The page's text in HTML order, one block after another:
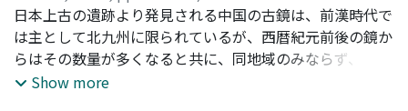
ちづくつたものもみられる。
梅原, 末治;Umehara, Sueji;ウメハラ, スエジ
日本上古の遺跡より発見される中国の古鏡は、前漢時代で
は主として北九州に限られているが、西暦紀元前後の鏡か
らはその数量が多くなると共に、同地域のみならず、中
国・四国の瀬戸内側より畿内地方に広く分布して後漢三国
Show more